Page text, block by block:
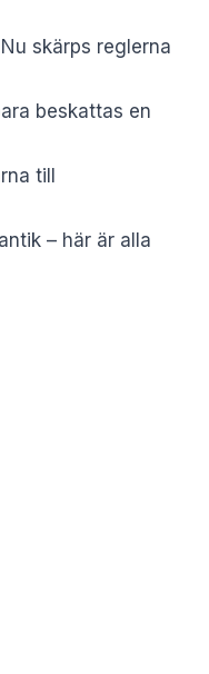
skärps reglerna
beskattas en
till
– här är alla